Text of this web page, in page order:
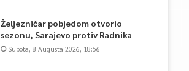
Željezničar pobjedom otvorio
sezonu, Sarajevo protiv Radnika
Subota, 8 Augusta 2026, 18:56